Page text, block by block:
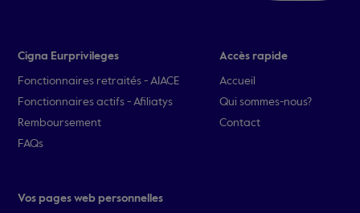
Cigna Eurprivileges
Fonctionnaires retraités - AIACE
Fonctionnaires actifs - Afiliatys
Remboursement
FAQs
Accès rapide
Accueil
Qui sommes-nous?
Contact
Vos pages web personnelles